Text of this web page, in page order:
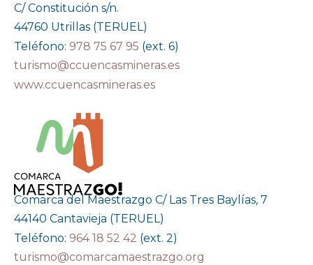
C/ Constitución s/n.
44760 Utrillas (TERUEL)
Teléfono: 978 75 67 95 (ext. 6)
turismo@ccuencasmineras.es
www.ccuencasmineras.es
Comarca del Maestrazgo C/ Las Tres Baylías, 7
44140 Cantavieja (TERUEL)
Teléfono: 964 18 52 42 (ext. 2)
turismo@comarcamaestrazgo.org